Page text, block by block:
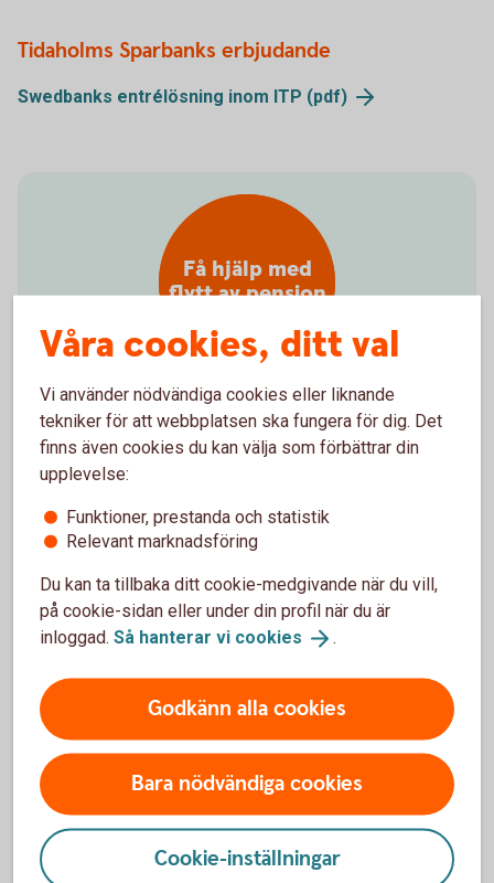
Tidaholms Sparbanks erbjudande
Swedbanks entrélösning inom ITP (pdf)
Hjälp att flytta tjänstepension
överblick? Vi kan inte flytta din tjänstepension åt dig,
men hjälper gärna till med det. Välkommen att
kontakta oss på telefon eller besöka ett bankkontor.
Ring 0502-185 00 så hjälper vi dig flytta
bankkontor
Få hjälp med
flytt av pension
Tips! Skaffa Mobilt BankID
Våra cookies, ditt val
Vi använder nödvändiga cookies eller liknande
tekniker för att webbplatsen ska fungera för dig. Det
finns även cookies du kan välja som förbättrar din
upplevelse:
Funktioner, prestanda och statistik
Relevant marknadsföring
Du kan ta tillbaka ditt cookie-medgivande när du vill,
på cookie-sidan eller under din profil när du är
inloggad. Så hanterar vi cookies .
Godkänn alla cookies
Bara nödvändiga cookies
Cookie-inställningar